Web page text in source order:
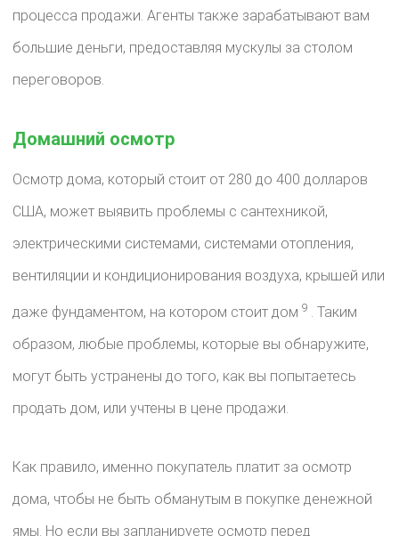
процесса продажи. Агенты также зарабатывают вам
большие деньги, предоставляя мускулы за столом
переговоров.
Домашний осмотр
Осмотр дома, который стоит от 280 до 400 долларов
США, может выявить проблемы с сантехникой,
электрическими системами, системами отопления,
вентиляции и кондиционирования воздуха, крышей или
даже фундаментом, на котором стоит дом 9 . Таким
образом, любые проблемы, которые вы обнаружите,
могут быть устранены до того, как вы попытаетесь
продать дом, или учтены в цене продажи.
Как правило, именно покупатель платит за осмотр
дома, чтобы не быть обманутым в покупке денежной
ямы. Но если вы запланируете осмотр перед